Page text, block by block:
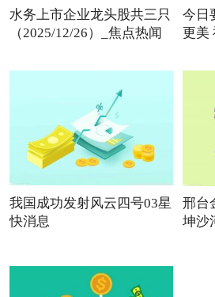
水务上市企业龙头股共三只
（2025/12/26）_焦点热闻
今日
更美
我国成功发射风云四号03星
快消息
邢台
坤沙